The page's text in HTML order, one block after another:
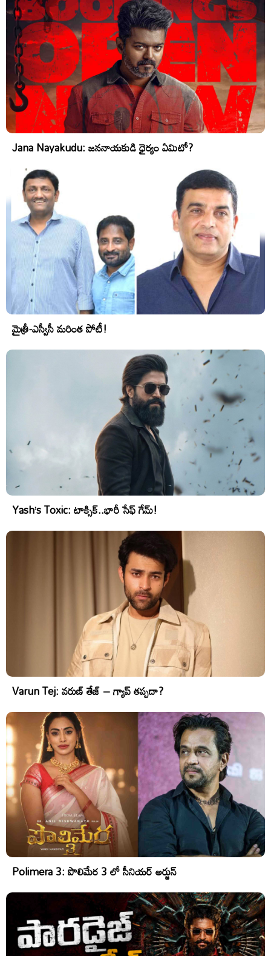
Jana Nayakudu: జననాయకుడి ధైర్యం ఏమిటో?
మైత్రీ-ఎస్వీసీ మరింత పోటీ!
Yash’s Toxic: టాక్సిక్..భారీ సేఫ్ గేమ్!
Varun Tej: వరుణ్ తేజ్ – గ్యాప్ తప్పదా?
Polimera 3: పొలిమేర 3 లో సీనియర్ అర్జున్